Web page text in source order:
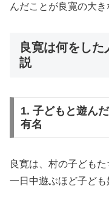
んだことが良寛の大き
良寛は何をし
説
1. 子どもと遊ん
有名
良寛は、村の子ども
一日中遊ぶほど子ども